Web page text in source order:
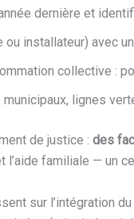
dernière et
ou installateur) avec
collective :
municipaux, lignes
de justice : des
familiale — un
sur l’intégration